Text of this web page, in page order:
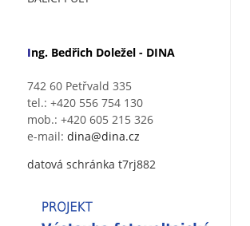
Ing. Bedřich Doležel - DINA
742 60 Petřvald 335
tel.: +420 556 754 130
mob.: +420 605 215 326
e-mail: dina@dina.cz
datová schránka t7rj882